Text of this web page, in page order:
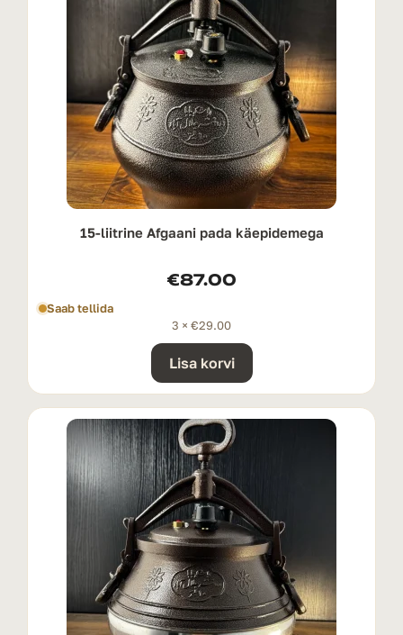
15-liitrine Afgaani pada käepidemega
€87.00
Saab tellida
3 × €29.00
Lisa korvi